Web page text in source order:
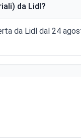
da Lidl?
da Lidl dal 24